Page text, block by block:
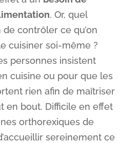
. Or, quel
contrôler ce qu’on
cuisiner soi-même ?
personnes insistent
cuisine ou pour que les
rien afin de maîtriser
en bout. Difficile en effet
orthorexiques de
sereinement ce